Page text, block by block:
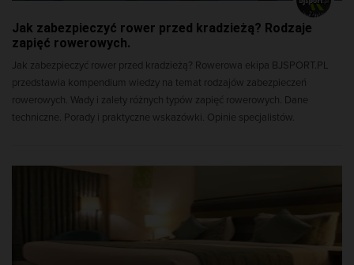
Jak zabezpieczyć rower przed kradzieżą? Rodzaje
zapięć rowerowych.
Jak zabezpieczyć rower przed kradzieżą? Rowerowa ekipa BJSPORT.PL
przedstawia kompendium wiedzy na temat rodzajów zabezpieczeń
rowerowych. Wady i zalety różnych typów zapięć rowerowych. Dane
techniczne. Porady i praktyczne wskazówki. Opinie specjalistów.